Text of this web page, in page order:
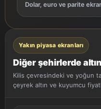
Dolar, euro ve parite
Yakın piyasa ekranları
Diğer şehirlerde
Kilis çevresindeki ve yoğun
çeyrek altın ve kuyumcu